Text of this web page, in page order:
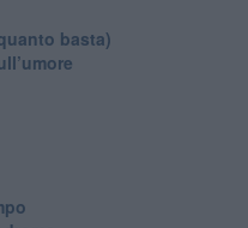
basta)